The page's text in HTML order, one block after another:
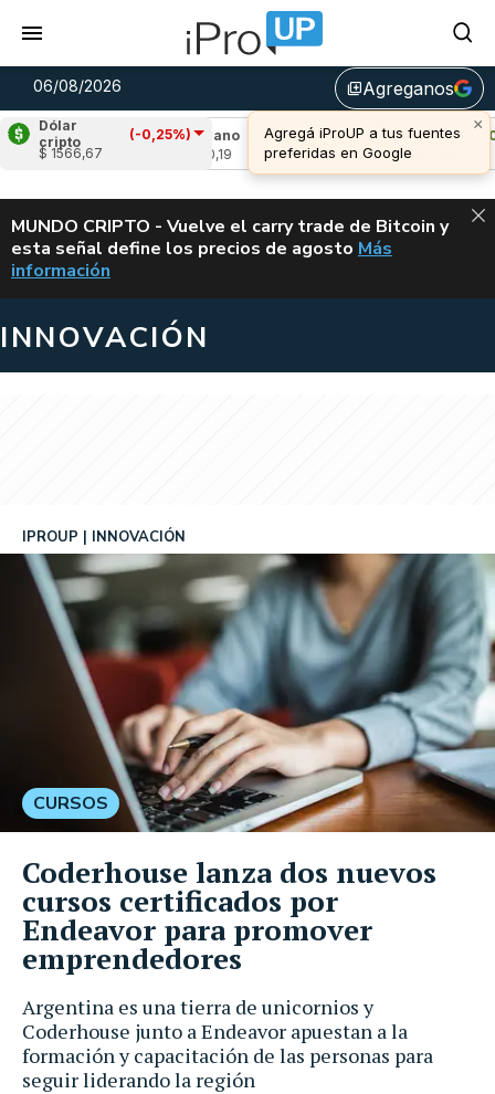
06/08/2026 library_addAgreganos
Dólar
cripto
(-0,25%)
$ 1566,67
Cardano (-1,10%)
Avalanche (0,74%)
u$s 6,66
ALERTA
MUNDO CRIPTO - Vuelve el carry trade de Bitcoin y
esta señal define los precios de agosto VUELVE EL
Más
información
INNOVACIÓN
Argentina es una tierra de unicornios y
Coderhouse junto a Endeavor apuestan a la
formación y capacitación de las personas para
seguir liderando la región
IPROUP INNOVACIÓN
CURSOS
Coderhouse lanza dos nuevos
cursos certificados por
Endeavor para promover
emprendedores